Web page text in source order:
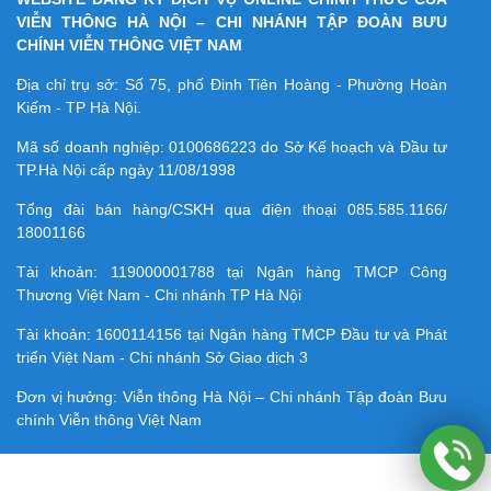
VIỄN THÔNG HÀ NỘI – CHI NHÁNH TẬP ĐOÀN BƯU
CHÍNH VIỄN THÔNG VIỆT NAM
Địa chỉ trụ sở: Số 75, phố Đinh Tiên Hoàng - Phường Hoàn
Kiếm - TP Hà Nội.
Mã số doanh nghiệp:0100686223 do Sở Kế hoạch và Đầu tư
TP.Hà Nội cấp ngày 11/08/1998
Tổng đài bán hàng/CSKH qua điện thoại 085.585.1166/
18001166
Tài khoản: 119000001788 tại Ngân hàng TMCP Công
Thương Việt Nam - Chi nhánh TP Hà Nội
Tài khoản: 1600114156 tại Ngân hàng TMCP Ðầu tư và Phát
triển Việt Nam - Chi nhánh Sở Giao dịch 3
Đơn vị hưởng: Viễn thông Hà Nội – Chi nhánh Tập đoàn Bưu
chính Viễn thông Việt Nam